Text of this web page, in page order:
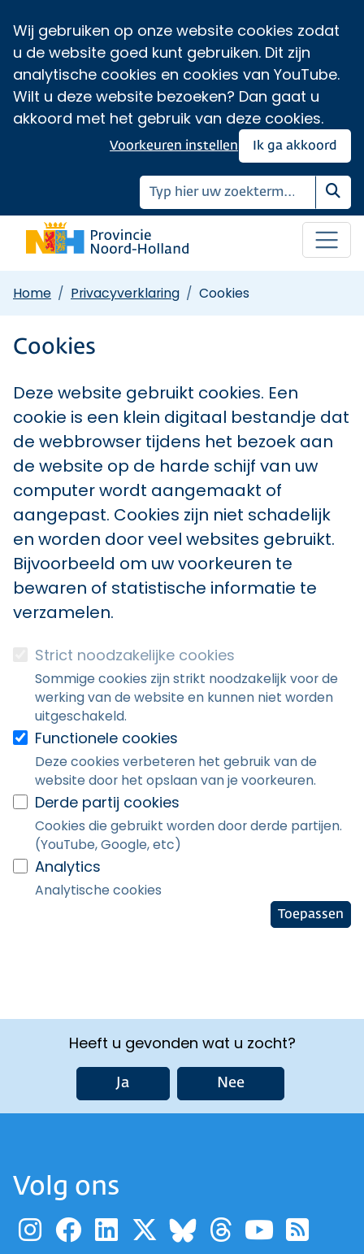
Wij gebruiken op onze website cookies zodat
u de website goed kunt gebruiken. Dit zijn
analytische cookies en cookies van YouTube.
Wilt u deze website bezoeken? Dan gaat u
akkoord met het gebruik van deze cookies.
Ik ga akkoord
Voorkeuren instellen
Home Privacyverklaring Cookies
Cookies
Deze website gebruikt cookies. Een
cookie is een klein digitaal bestandje dat
de webbrowser tijdens het bezoek aan
de website op de harde schijf van uw
computer wordt aangemaakt of
aangepast. Cookies zijn niet schadelijk
en worden door veel websites gebruikt.
Bijvoorbeeld om uw voorkeuren te
bewaren of statistische informatie te
verzamelen.
Strict noodzakelijke cookies
Sommige cookies zijn strikt noodzakelijk voor de
werking van de website en kunnen niet worden
uitgeschakeld.
Functionele cookies
Deze cookies verbeteren het gebruik van de
website door het opslaan van je voorkeuren.
Derde partij cookies
Cookies die gebruikt worden door derde partijen.
(YouTube, Google, etc)
Analytics
Analytische cookies
Toepassen
Heeft u gevonden wat u zocht?
Ja Nee
Volg ons
Ga naar de pagina van
Ga naar de pagina
Ga naar de
Ga naar de
Ga naar de
Ga naar
Ga